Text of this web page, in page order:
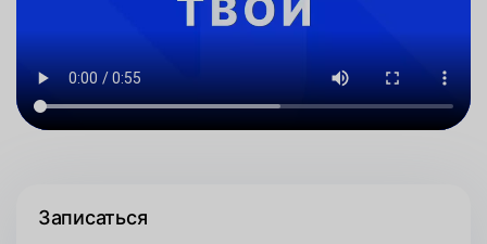
Записаться